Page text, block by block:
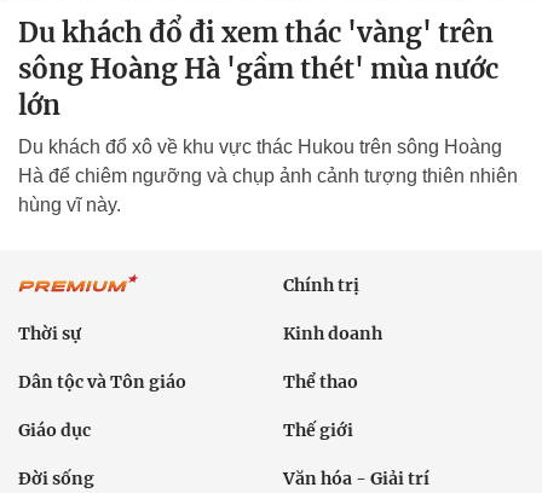
Du khách đổ đi xem thác 'vàng' trên
sông Hoàng Hà 'gầm thét' mùa nước
lớn
Du khách đổ xô về khu vực thác Hukou trên sông Hoàng
Hà để chiêm ngưỡng và chụp ảnh cảnh tượng thiên nhiên
hùng vĩ này.
Chính trị
Thời sự Kinh doanh
Dân tộc và Tôn giáo Thể thao
Giáo dục Thế giới
Đời sống Văn hóa - Giải trí